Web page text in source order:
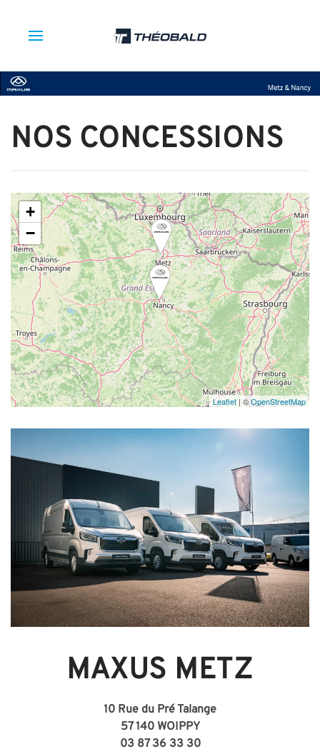
NOS CONCESSIONS
+
−
Leaflet | ©OpenStreetMap
MAXUS METZ
10 Rue du Pré Talange
57 140 WOIPPY
03 87 36 33 30